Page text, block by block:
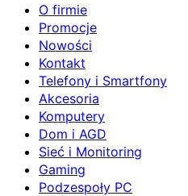
O firmie
Promocje
Nowości
Kontakt
Telefony i Smartfony
Akcesoria
Komputery
Dom i AGD
Sieć i Monitoring
Gaming
Podzespoły PC